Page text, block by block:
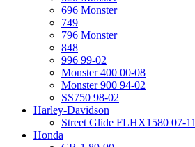
696 Monster
749
796 Monster
848
996 99-02
Monster 400 00-08
Monster 900 94-02
SS750 98-02
Harley-Davidson
Street Glide FLHX1580 07-11
Honda